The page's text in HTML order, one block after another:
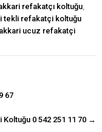
refakatçı koltuğu,
tekli refakatçi koltuğu
ucuz refakatçi
67
0 542 251 11 70 →